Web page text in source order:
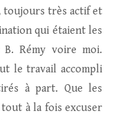
toujours très actif et
qui étaient les
Rémy voire moi.
le travail accompli
à part. Que les
à la fois excuser